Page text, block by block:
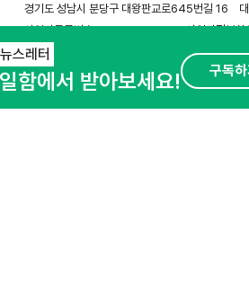
경기도 성남시 분당구 대왕판교로645번길 16
사업자등록번호 : 144-81-27690(사업자정보확
호스팅서비스사업자 : 오픈애즈
서비스•광고 문
스레터
함에서 받아보세요! 구독하